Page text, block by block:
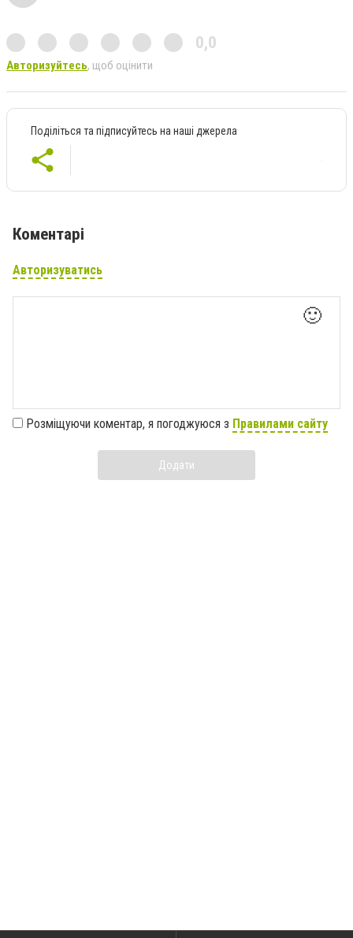
0,0
Авторизуйтесь, щоб оцінити
Поділіться та підписуйтесь на наші джерела
Коментарі
Авторизуватись
🙂
Розміщуючи коментар, я погоджуюся з Правилами сайту
Додати